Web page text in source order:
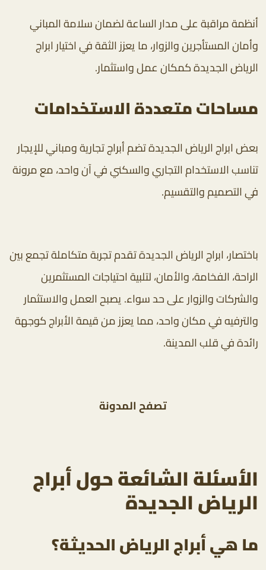
أنظمة مراقبة على مدار الساعة لضمان سلامة المباني
وأمان المستأجرين والزوار، ما يعزز الثقة في اختيار ابراج
الرياض الجديدة كمكان عمل واستثمار.
مساحات متعددة الاستخدامات
بعض ابراج الرياض الجديدة تضم أبراج تجارية ومباني للإيجار
تناسب الاستخدام التجاري والسكني في آن واحد، مع مرونة
في التصميم والتقسيم.
باختصار، ابراج الرياض الجديدة تقدم تجربة متكاملة تجمع بين
الراحة، الفخامة، والأمان، لتلبية احتياجات المستثمرين
والشركات والزوار على حد سواء. يصبح العمل والاستثمار
والترفيه في مكان واحد، مما يعزز من قيمة الأبراج كوجهة
رائدة في قلب المدينة.
تصفحالمدونة
الأسئلة الشائعة حول أبراج
الرياض الجديدة
ما هي أبراج الرياض الحديثة؟